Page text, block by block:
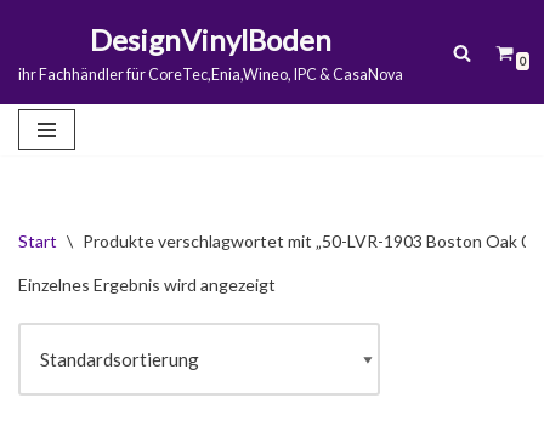
Zum
springen
DesignVinylBoden
ihr Fachhändler für CoreTec,Enia,Wineo, IPC & CasaNova
0
Start \ Produkte verschlagwortet mit „50-LVR-1903 Boston Oak
Einzelnes Ergebnis wird angezeigt